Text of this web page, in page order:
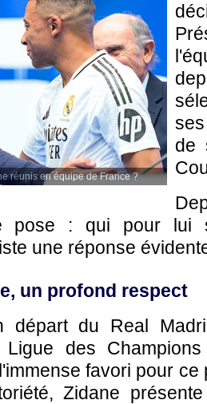
réunis en équipe de France ?
de
pose : qui pour lui
une réponse
un profond respect
départ du Real
des
favori pour ce
Zidane